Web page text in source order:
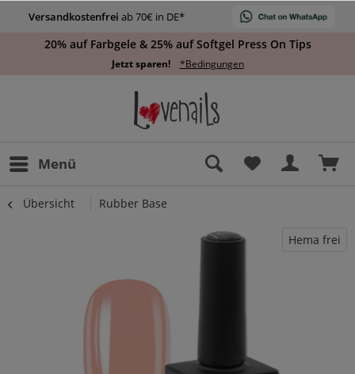
Versandkostenfrei ab 70€ in DE*
20% auf Farbgele & 25% auf Softgel Press On Tips
Jetzt sparen! *Bedingungen
Menü
Übersicht Rubber Base
Hema frei